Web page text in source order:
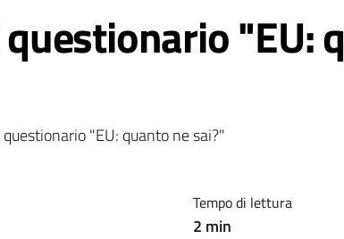
"EU:
"EU: quanto ne sai?"
Tempo di lettura
2 min